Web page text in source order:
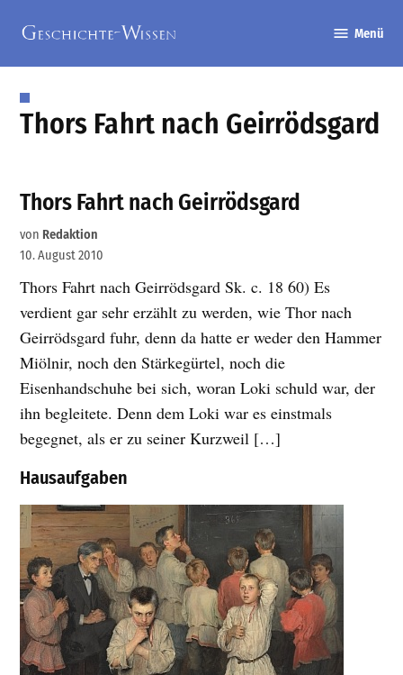
Inhalt
springen
Wissen
Menü
Thors Fahrt nach Geirrödsgard
Thors Fahrt nach Geirrödsgard
von Redaktion
10. August 2010
Thors Fahrt nach Geirrödsgard Sk. c. 18 60) Es
verdient gar sehr erzählt zu werden, wie Thor nach
Geirrödsgard fuhr, denn da hatte er weder den Hammer
Miölnir, noch den Stärkegürtel, noch die
Eisenhandschuhe bei sich, woran Loki schuld war, der
ihn begleitete. Denn dem Loki war es einstmals
begegnet, als er zu seiner Kurzweil […]
Hausaufgaben